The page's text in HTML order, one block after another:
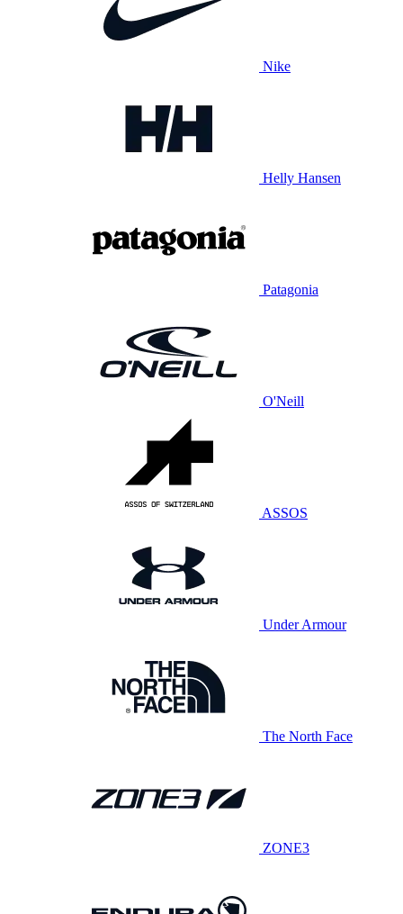
Nike
Helly Hansen
Patagonia
O'Neill
ASSOS
Under Armour
The North Face
ZONE3